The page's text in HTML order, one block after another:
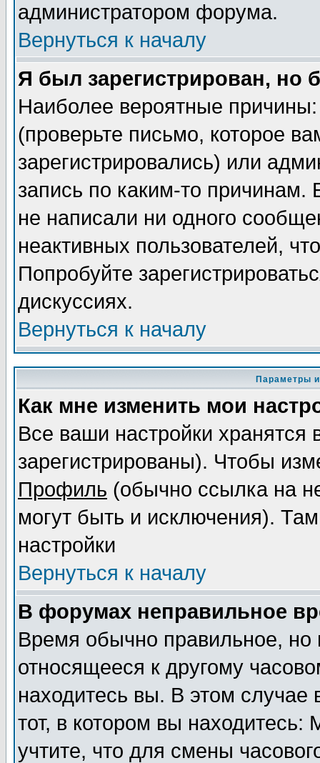
администратором форума.
Вернуться к началу
Я был зарегистрирован, но
Наиболее вероятные
(проверьте письмо, которое
зарегистрировались) или
запись по каким-то
не написали ни одного
неактивных пользователей,
Попробуйте
дискуссиях.
Вернуться к началу
Параметры
Как мне изменить мои
Все ваши настройки
зарегистрированы). Чтобы
Профиль (обычно ссылка на
могут быть и исключения).
настройки
Вернуться к началу
В форумах неправильное
Время обычно правильное,
относящееся к другому
находитесь вы. В этом
тот, в котором вы
учтите, что для смены